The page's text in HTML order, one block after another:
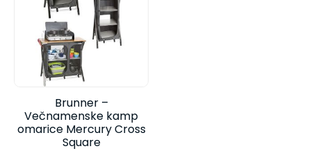
Brunner –
Večnamenske kamp
omarice Mercury Cross
Square